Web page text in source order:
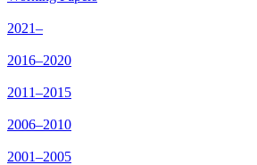
2021–
2016–2020
2011–2015
2006–2010
2001–2005